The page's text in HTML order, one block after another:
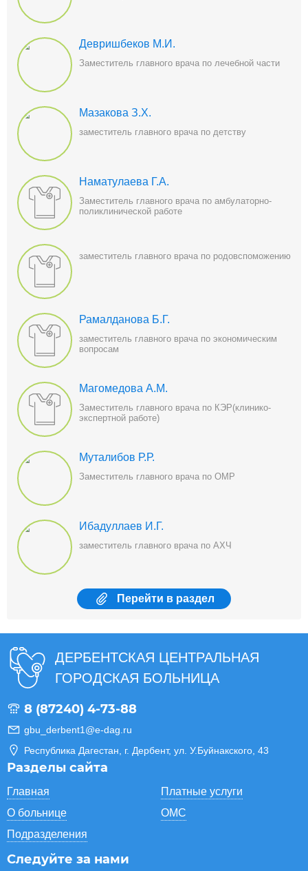
Девришбеков М.И.
Заместитель главного врача по лечебной части
Мазакова З.Х.
заместитель главного врача по детству
Наматулаева Г.А.
Заместитель главного врача по амбулаторно-
поликлинической работе
заместитель главного врача по родовспоможению
Рамалданова Б.Г.
заместитель главного врача по экономическим
вопросам
Магомедова А.М.
Заместитель главного врача по КЭР(клинико-
экспертной работе)
Муталибов Р.Р.
Заместитель главного врача по ОМР
Ибадуллаев И.Г.
заместитель главного врача по АХЧ
Перейти в раздел
ДЕРБЕНТСКАЯ ЦЕНТРАЛЬНАЯ
ГОРОДСКАЯ БОЛЬНИЦА
8 (87240) 4-73-88
gbu_derbent1@e-dag.ru
Республика Дагестан, г. Дербент, ул. У.Буйнакского, 43
Разделы сайта
Главная
Платные услуги
О больнице
ОМС
Подразделения
Следуйте за нами